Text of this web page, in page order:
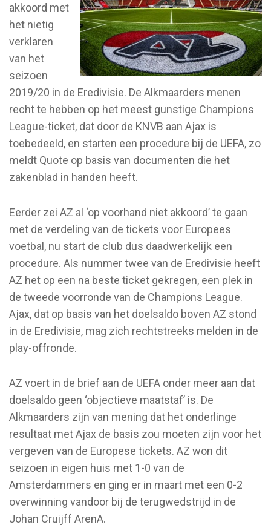
akkoord met
het nietig
verklaren
van het
seizoen
2019/20 in de Eredivisie. De Alkmaarders menen
recht te hebben op het meest gunstige Champions
League-ticket, dat door de KNVB aan Ajax is
toebedeeld, en starten een procedure bij de UEFA, zo
meldt Quote op basis van documenten die het
zakenblad in handen heeft.
Eerder zei AZ al ‘op voorhand niet akkoord’ te gaan
met de verdeling van de tickets voor Europees
voetbal, nu start de club dus daadwerkelijk een
procedure. Als nummer twee van de Eredivisie heeft
AZ het op een na beste ticket gekregen, een plek in
de tweede voorronde van de Champions League.
Ajax, dat op basis van het doelsaldo boven AZ stond
in de Eredivisie, mag zich rechtstreeks melden in de
play-offronde.
AZ voert in de brief aan de UEFA onder meer aan dat
doelsaldo geen ‘objectieve maatstaf’ is. De
Alkmaarders zijn van mening dat het onderlinge
resultaat met Ajax de basis zou moeten zijn voor het
vergeven van de Europese tickets. AZ won dit
seizoen in eigen huis met 1-0 van de
Amsterdammers en ging er in maart met een 0-2
overwinning vandoor bij de terugwedstrijd in de
Johan Cruijff ArenA.